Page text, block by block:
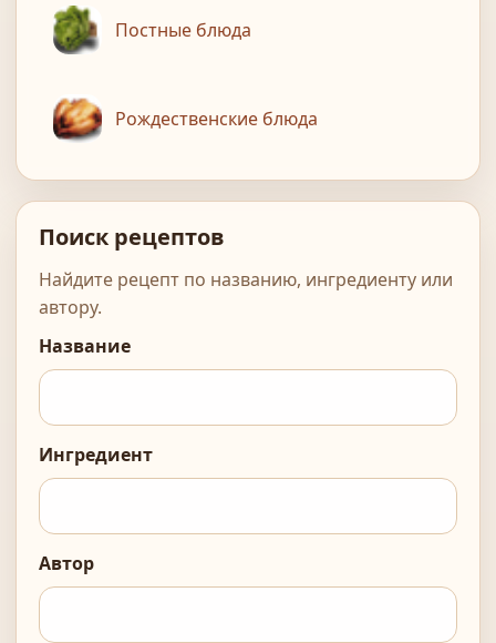
Постные блюда
Рождественские блюда
Поиск рецептов
Найдите рецепт по названию, ингредиенту или
автору.
Название
Ингредиент
Автор